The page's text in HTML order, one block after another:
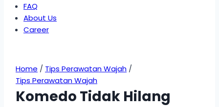
FAQ
About Us
Career
Home / Tips Perawatan Wajah /
Tips Perawatan Wajah
Komedo Tidak Hilang